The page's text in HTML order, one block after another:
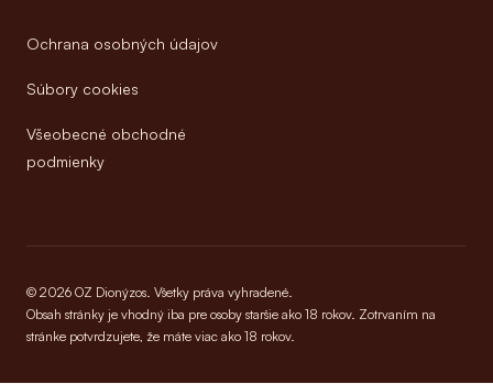
Ochrana osobných údajov
Súbory cookies
Všeobecné obchodné
podmienky
© 2026 OZ Dionýzos. Všetky práva vyhradené.
Obsah stránky je vhodný iba pre osoby staršie ako 18 rokov. Zotrvaním na
stránke potvrdzujete, že máte viac ako 18 rokov.